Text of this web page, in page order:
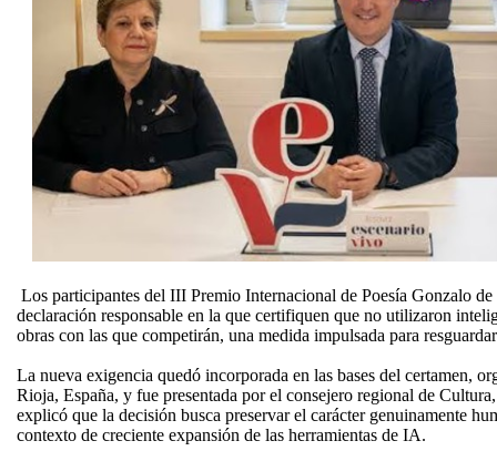
Los participantes del III Premio Internacional de Poesía Gonzalo
declaración responsable en la que certifiquen que no utilizaron
obras con las que competirán, una medida impulsada para
La nueva exigencia quedó incorporada en las bases del certamen,
Rioja, España, y fue presentada por el consejero regional de
explicó que la decisión busca preservar el carácter genuinamente
contexto de creciente expansión de las herramientas de IA.